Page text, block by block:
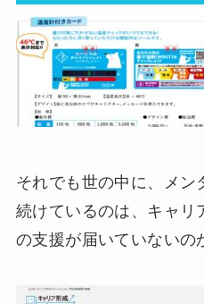
それでも世の中に、メン
続けているのは、キャリ
の支援が届いていないの